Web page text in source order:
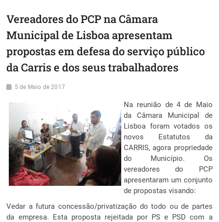
Vereadores do PCP na Câmara
Municipal de Lisboa apresentam
propostas em defesa do serviço público
da Carris e dos seus trabalhadores
5 de Maio de 2017
Na reunião de 4 de Maio
da Câmara Municipal de
Lisboa foram votados os
novos Estatutos da
CARRIS, agora propriedade
do Município. Os
vereadores do PCP
apresentaram um conjunto
de propostas visando:
Vedar a futura concessão/privatização do todo ou de partes
da empresa. Esta proposta rejeitada por PS e PSD com a